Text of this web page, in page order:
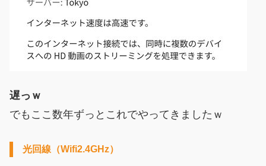
遅っｗ
でもここ数年ずっとこれでやってきましたｗ
光回線（Wifi2.4GHz）